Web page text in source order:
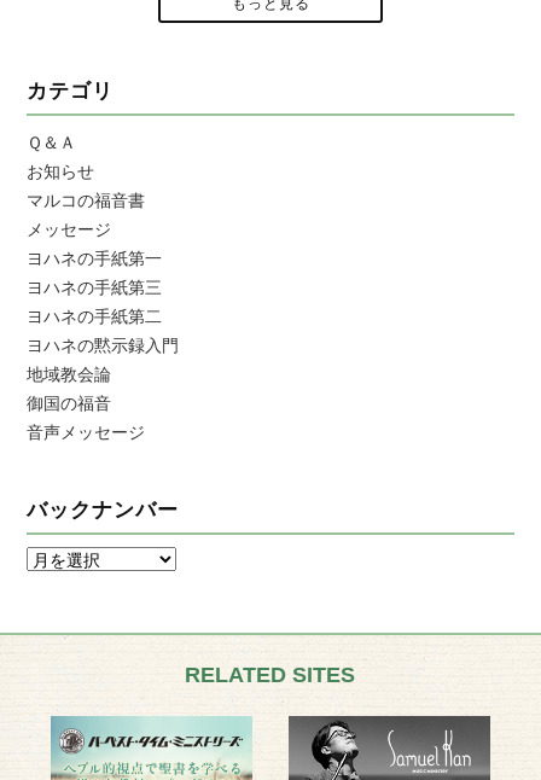
もっと見る
カテゴリ
Ｑ＆Ａ
お知らせ
マルコの福音書
メッセージ
ヨハネの手紙第一
ヨハネの手紙第三
ヨハネの手紙第二
ヨハネの黙示録入門
地域教会論
御国の福音
音声メッセージ
バックナンバー
RELATED SITES